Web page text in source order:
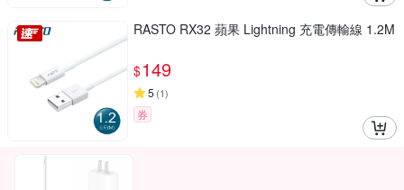
RASTO RX32 蘋果 Lightning 充電傳輸線 1.2M
$149
5 (1)
券